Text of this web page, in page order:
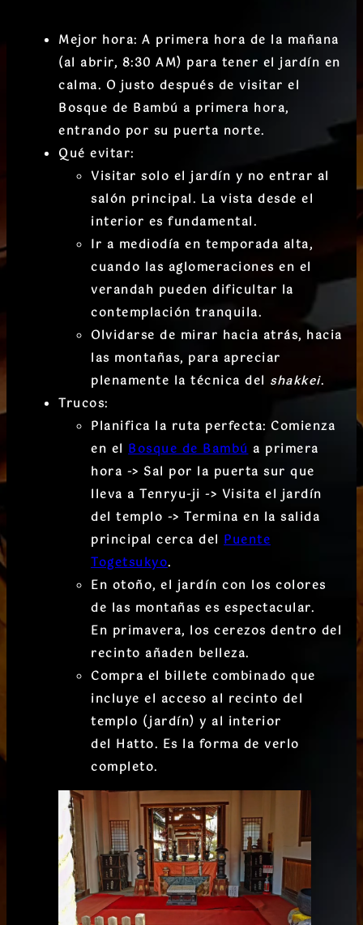
Mejor hora: A primera hora de la mañana
(al abrir, 8:30 AM) para tener el jardín en
calma. O justo después de visitar el
Bosque de Bambú a primera hora,
entrando por su puerta norte.
Qué evitar:
Visitar solo el jardín y no entrar al
salón principal. La vista desde el
interior es fundamental.
Ir a mediodía en temporada alta,
cuando las aglomeraciones en el
verandah pueden dificultar la
contemplación tranquila.
Olvidarse de mirar hacia atrás, hacia
las montañas, para apreciar
plenamente la técnica del shakkei.
Trucos:
Planifica la ruta perfecta: Comienza
en el Bosque de Bambúa primera
hora -> Sal por la puerta sur que
lleva a Tenryu-ji -> Visita el jardín
del templo -> Termina en la salida
principal cerca del Puente
Togetsukyo.
En otoño, el jardín con los colores
de las montañas es espectacular.
En primavera, los cerezos dentro del
recinto añaden belleza.
Compra el billete combinado que
incluye el acceso al recinto del
templo (jardín) y al interior
del Hatto. Es la forma de verlo
completo.